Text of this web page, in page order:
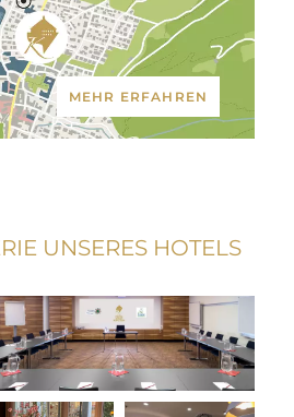
MEHR ERFAHREN
UNSERES HOTELS